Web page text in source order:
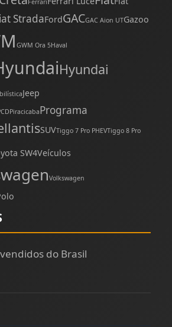
Ferrari
StradaFordGACGAC Aion UTGazoo
GWM Ora 5Haval
Hyundai
Jeep
PiracicabaPrograma
SUVTiggo 7 Pro PHEVTiggo 8 Pro
SW4Veículos
Volkswagen
do Brasil